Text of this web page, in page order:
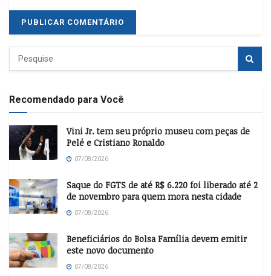
Recomendado para Você
Vini Jr. tem seu próprio museu com peças de
Pelé e Cristiano Ronaldo
07/08/2026
Saque do FGTS de até R$ 6.220 foi liberado até 2
de novembro para quem mora nesta cidade
07/08/2026
Beneficiários do Bolsa Família devem emitir
este novo documento
07/08/2026